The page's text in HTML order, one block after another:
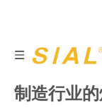
制造行业